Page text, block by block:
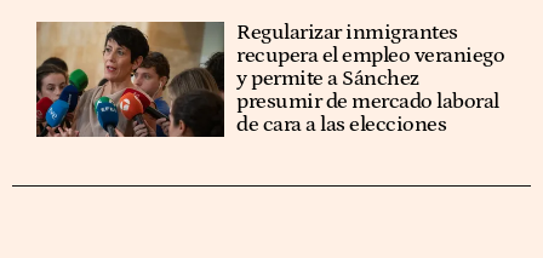
Regularizar inmigrantes
recupera el empleo veraniego
y permite a Sánchez
presumir de mercado laboral
de cara a las elecciones